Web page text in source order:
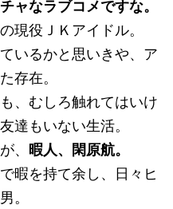
ャなラブコメですな。
現役ＪＫアイドル。
いるかと思いきや、ア
存在。
、むしろ触れてはいけ
達もいない生活。
、 暇人、閑原航。
暇を持て余し、日々ヒ
。